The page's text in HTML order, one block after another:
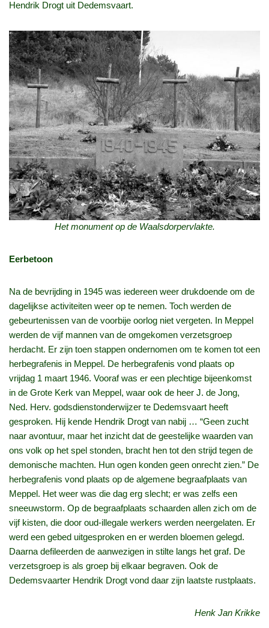
Hendrik Drogt uit Dedemsvaart.
Het monument op de Waalsdorpervlakte.
Eerbetoon
Na de bevrijding in 1945 was iedereen weer drukdoende om de
dagelijkse activiteiten weer op te nemen. Toch werden de
gebeurtenissen van de voorbije oorlog niet vergeten. In Meppel
werden de vijf mannen van de omgekomen verzetsgroep
herdacht. Er zijn toen stappen ondernomen om te komen tot een
herbegrafenis in Meppel. De herbegrafenis vond plaats op
vrijdag 1 maart 1946. Vooraf was er een plechtige bijeenkomst
in de Grote Kerk van Meppel, waar ook de heer J. de Jong,
Ned. Herv. godsdienstonderwijzer te Dedemsvaart heeft
gesproken. Hij kende Hendrik Drogt van nabij … “Geen zucht
naar avontuur, maar het inzicht dat de geestelijke waarden van
ons volk op het spel stonden, bracht hen tot den strijd tegen de
demonische machten. Hun ogen konden geen onrecht zien.” De
herbegrafenis vond plaats op de algemene begraafplaats van
Meppel. Het weer was die dag erg slecht; er was zelfs een
sneeuwstorm. Op de begraafplaats schaarden allen zich om de
vijf kisten, die door oud‑illegale werkers werden neergelaten. Er
werd een gebed uitgesproken en er werden bloemen gelegd.
Daarna defileerden de aanwezigen in stilte langs het graf. De
verzetsgroep is als groep bij elkaar begraven. Ook de
Dedemsvaarter Hendrik Drogt vond daar zijn laatste rustplaats.
Henk Jan Krikke